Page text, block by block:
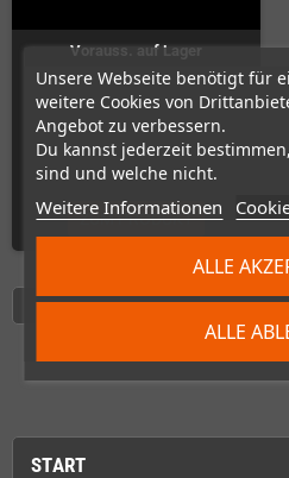
Unsere Webseite benötigt für
weitere Cookies von
Angebot zu verbessern.
Du kannst jederzeit
sind und welche nicht.
Weitere Informationen
ALLE
ALLE
START
Vorauss. auf Lager
Vorbestellung!
ZUM PRODUKT
Showing 1 - 7